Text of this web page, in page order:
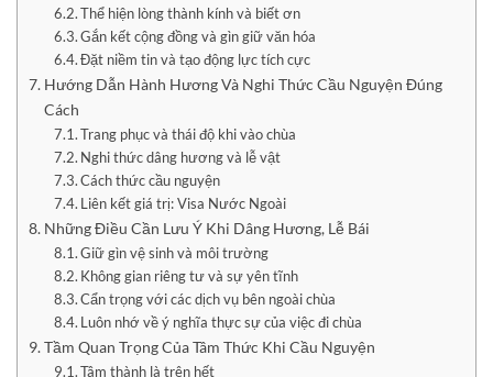
Thể hiện lòng thành kính và biết ơn
Gắn kết cộng đồng và gìn giữ văn hóa
Đặt niềm tin và tạo động lực tích cực
Hướng Dẫn Hành Hương Và Nghi Thức Cầu Nguyện Đúng
Cách
Trang phục và thái độ khi vào chùa
Nghi thức dâng hương và lễ vật
Cách thức cầu nguyện
Liên kết giá trị: Visa Nước Ngoài
Những Điều Cần Lưu Ý Khi Dâng Hương, Lễ Bái
Giữ gìn vệ sinh và môi trường
Không gian riêng tư và sự yên tĩnh
Cẩn trọng với các dịch vụ bên ngoài chùa
Luôn nhớ về ý nghĩa thực sự của việc đi chùa
Tầm Quan Trọng Của Tâm Thức Khi Cầu Nguyện
Tâm thành là trên hết